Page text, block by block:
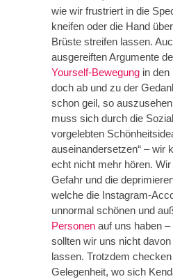
wie wir frustriert in die
kneifen oder die Hand
Brüste streifen lassen.
ausgereiften Argumente
Yourself-Bewegung in den
doch ab und zu der
schon geil, so auszusehen
muss sich durch die
vorgelebten
auseinandersetzen“ – wir
echt nicht mehr hören.
Gefahr und die
welche die Instagram-
unnormal schönen und
Personen auf uns haben
sollten wir uns nicht
lassen. Trotzdem
Gelegenheit, wo sich